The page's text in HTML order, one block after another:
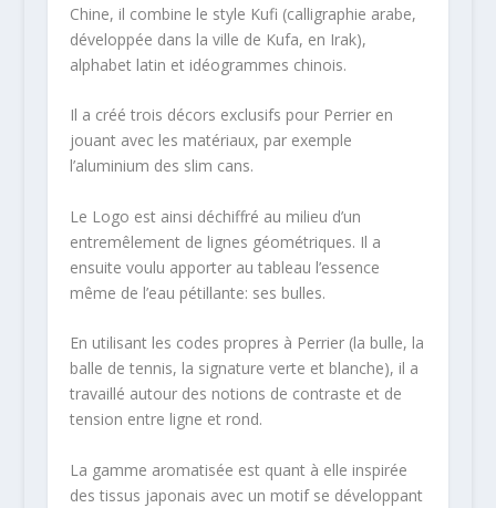
Chine, il combine le style Kufi (calligraphie arabe,
développée dans la ville de Kufa, en Irak),
alphabet latin et idéogrammes chinois.
Il a créé trois décors exclusifs pour Perrier en
jouant avec les matériaux, par exemple
l’aluminium des slim cans.
Le Logo est ainsi déchiffré au milieu d’un
entremêlement de lignes géométriques. Il a
ensuite voulu apporter au tableau l’essence
même de l’eau pétillante: ses bulles.
En utilisant les codes propres à Perrier (la bulle, la
balle de tennis, la signature verte et blanche), il a
travaillé autour des notions de contraste et de
tension entre ligne et rond.
La gamme aromatisée est quant à elle inspirée
des tissus japonais avec un motif se développant